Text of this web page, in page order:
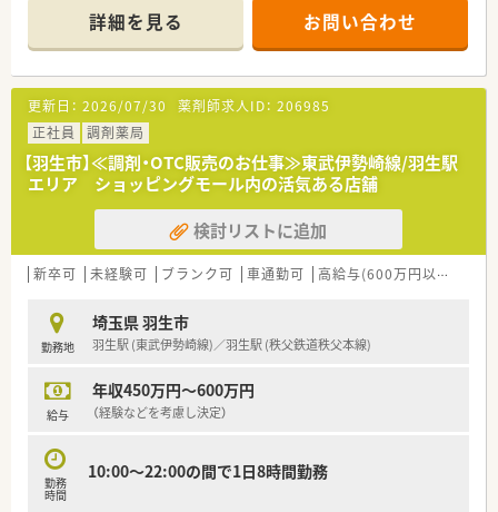
■面分業がメインのため、多くの医療機関から処方箋を応需して
いるので、薬の品目数も多く、幅広い知識・スキルを磨くことが
できます。
■OTC併設店だからこそ『健康をトータルでサポート』できま
す。
※赤ちゃんからお年寄りまで健康相談を通じてセルフメディケ
ーション推進に貢献でき、カウンセリング力を身につけられる環
境です。
※在宅医療への取り組みも積極的行っております。
■漢方の取り扱いを促進しており、普通の調剤薬局では扱ってい
ない種類の漢方も勉強できます。
■薬剤師としての専門制はもちろん、多様なキャリアを支援する
システムが整っています。
【例】管理薬剤師・店長・教育担当・エリア責任者・新規事業の立ち
■連続休暇 長期休日20日間制度があり！
連続休暇を1～3回に分けて取得し、年間休日120～125日（長
期休日20日間含む）あるので、ライフワークバランスが充実して
詳細を見る お問い合わせ
更新日： 2026/07/30 薬剤師求人ID： 206985
正社員
調剤薬局
【羽生市】≪調剤・OTC販売のお仕事≫東武伊勢崎線/羽生駅
エリア ショッピングモール内の活気ある店舗
検討リストに追加
新卒可 未経験可 ブランク可 車通勤可 高給与(600万円以上)
勤務地
埼玉県 羽生市
羽生駅 (東武伊勢崎線)／羽生駅 (秩父鉄道秩父本線)
給与
年収450万円～600万円
（経験などを考慮し決定）
勤務
時間
10:00～22:00の間で1日8時間勤務